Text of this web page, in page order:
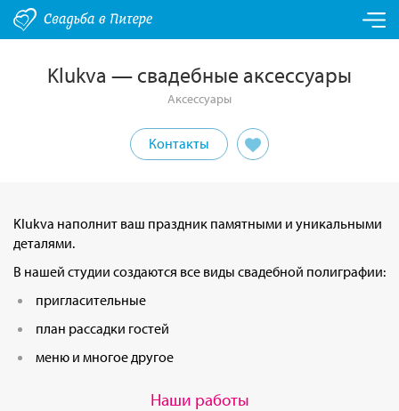
Klukva — свадебные аксессуары
Аксессуары
Контакты
Klukva наполнит ваш праздник памятными и уникальными
деталями.
В нашей студии создаются все виды свадебной полиграфии:
пригласительные
план рассадки гостей
меню и многое другое
Наши работы